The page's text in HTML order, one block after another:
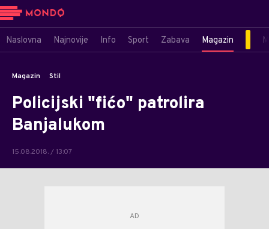
Naslovna Najnovije Info Sport Zabava Magazin
Magazin Stil
Policijski "fićo" patrolira
Banjalukom
15.08.2018. / 13:07